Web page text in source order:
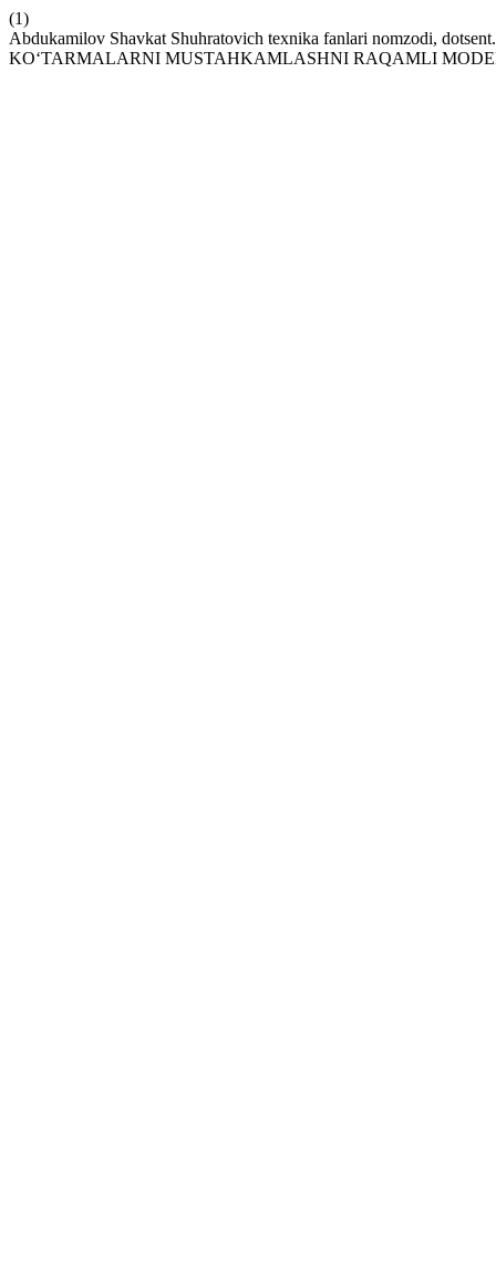
(1)
Abdukamilov Shavkat Shuhratovich texnika fanlari nomzodi,
KO‘TARMALARNI MUSTAHKAMLASHNI RAQAMLI